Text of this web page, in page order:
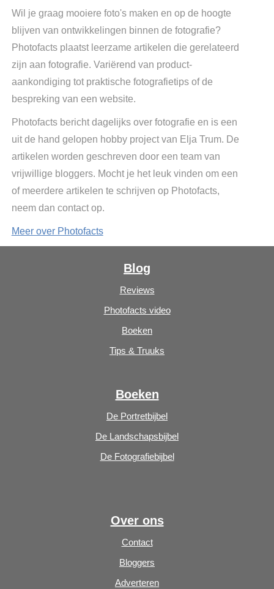
Wil je graag mooiere foto's maken en op de hoogte
blijven van ontwikkelingen binnen de fotografie?
Photofacts plaatst leerzame artikelen die gerelateerd
zijn aan fotografie. Variërend van product-
aankondiging tot praktische fotografietips of de
bespreking van een website.
Photofacts bericht dagelijks over fotografie en is een
uit de hand gelopen hobby project van Elja Trum. De
artikelen worden geschreven door een team van
vrijwillige bloggers. Mocht je het leuk vinden om een
of meerdere artikelen te schrijven op Photofacts,
neem dan contact op.
Meer over Photofacts
Blog
Reviews
Photofacts video
Boeken
Tips & Truuks
Boeken
De Portretbijbel
De Landschapsbijbel
De Fotografiebijbel
Over ons
Contact
Bloggers
Adverteren